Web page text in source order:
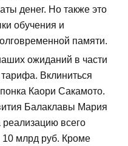
денег. Но также это
обучения и
памяти.
ожиданий в части
тарифа. Вклиниться
Каори Сакамото.
Балаклавы Мария
реализацию всего
10 млрд руб. Кроме